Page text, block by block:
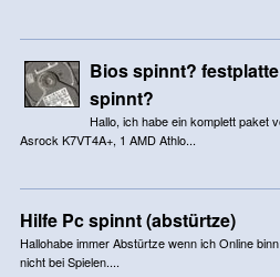
Bios spinnt?
spinnt?
Hallo, ich habe ein komplett paket
Asrock K7VT4A+, 1 AMD Athlo...
Hilfe Pc spinnt (abstürtze)
Hallohabe immer Abstürtze wenn ich Online
nicht bei Spielen....